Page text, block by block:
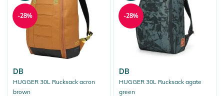
DB
HUGGER 30L Rucksack acron
brown
-28%
DB
HUGGER 30L Rucksack agate
green
-28%